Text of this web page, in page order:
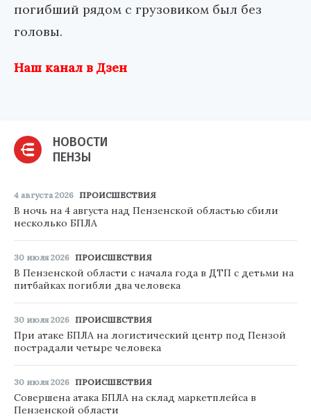
погибший рядом с грузовиком был без
головы.
Наш канал в Дзен
НОВОСТИ
ПЕНЗЫ
4 августа 2026 ПРОИСШЕСТВИЯ
В ночь на 4 августа над Пензенской областью сбили
несколько БПЛА
30 июля 2026 ПРОИСШЕСТВИЯ
В Пензенской области с начала года в ДТП с детьми на
питбайках погибли два человека
30 июля 2026 ПРОИСШЕСТВИЯ
При атаке БПЛА на логистический центр под Пензой
пострадали четыре человека
30 июля 2026 ПРОИСШЕСТВИЯ
Совершена атака БПЛА на склад маркетплейса в
Пензенской области